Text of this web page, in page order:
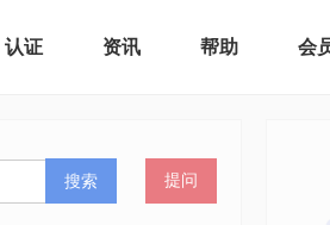
认证 资讯 帮助 会
搜索 提问